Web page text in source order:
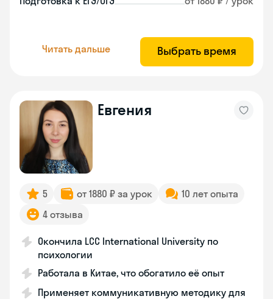
Читать дальше Выбрать время
Евгения
5 от 1880 ₽ за урок
10 лет опыта
4 отзыва
Окончила LCC International University по
психологии
Работала в Китае, что обогатило её опыт
Применяет коммуникативную методику для